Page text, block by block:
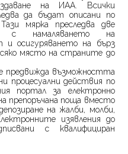
на ИАА. Всички
да бъдат описани по
мярка преследва две
с намаляването на
осигуряването на бърз
място на страните до
предвижда възможността
процесуални действия по
портал за електронно
препоръчана поща вместо
на жалби, молби,
изявления до
с квалифициран